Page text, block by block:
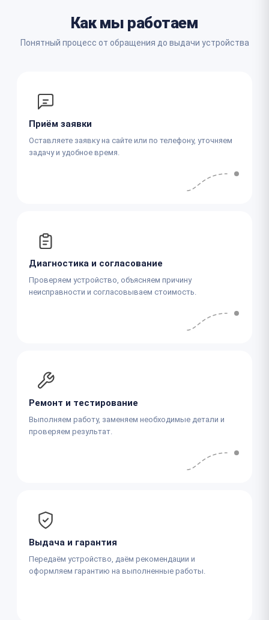
Как мы работаем
Понятный процесс от обращения до выдачи устройства
Приём заявки
Оставляете заявку на сайте или по телефону, уточняем
задачу и удобное время.
Диагностика и согласование
Проверяем устройство, объясняем причину
неисправности и согласовываем стоимость.
Ремонт и тестирование
Выполняем работу, заменяем необходимые детали и
проверяем результат.
Выдача и гарантия
Передаём устройство, даём рекомендации и
оформляем гарантию на выполненные работы.